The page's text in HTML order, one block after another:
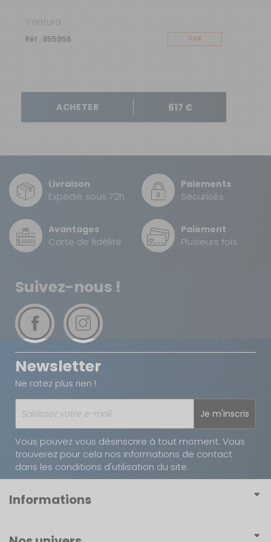
Ventura
Réf : 855956
SUR
ACHETER 617 €
Livraison
Expédié sous 72h
Paiements
Sécurisés
Avantages
Carte de fidélité
Paiement
Plusieurs fois
Suivez-nous !
Newsletter
Ne ratez plus rien !
Je m'inscris
Vous pouvez vous désinscrire à tout moment. Vous
trouverez pour cela nos informations de contact
dans les conditions d'utilisation du site.
Informations